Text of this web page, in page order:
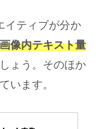
イティブが分か
画像内テキスト量
ょう。そのほか
います。